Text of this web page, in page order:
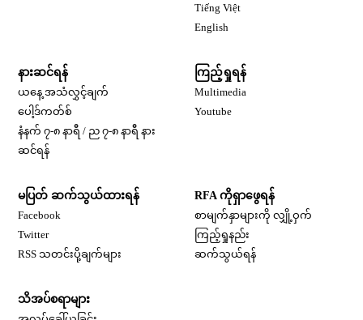
Tiếng Việt
English
နားဆင်ရန်
ယနေ့ အသံလွှင့်ချက်
ပေါ့ဒ်ကတ်စ်
နံနက် ၇-၈ နာရီ / ည ၇-၈ နာရီ နား
ဆင်ရန်
ကြည့်ရှုရန်
Multimedia
Youtube
မပြတ် ဆက်သွယ်ထားရန်
Facebook
Twitter
RSS သတင်းပို့ချက်များ
RFA ကိုရှာဖွေရန်
စာမျက်နှာများကို လျှို့ဝှက်
ကြည့်ရှုနည်း
ဆက်သွယ်ရန်
သိအပ်စရာများ